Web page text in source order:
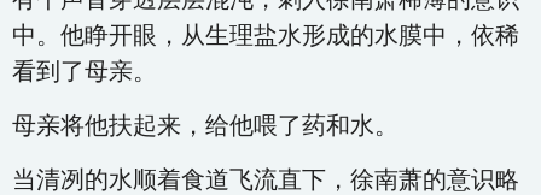
中。他睁开眼，从生理盐水形成的水膜中，依稀
看到了母亲。
母亲将他扶起来，给他喂了药和水。
当清冽的水顺着食道飞流直下，徐南萧的意识略